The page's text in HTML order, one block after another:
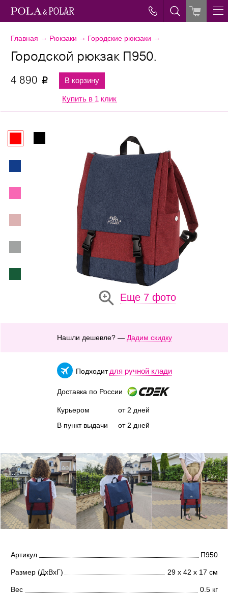
Главная → Рюкзаки → Городские рюкзаки →
Еще 7 фото
Городской рюкзак П950.
4 890 p В корзину
Купить в 1 клик
Нашли дешевле? — Дадим скидку
Подходит для ручной клади
Доставка по России
Курьером
В пункт выдачи
от 2 дней
от 2 дней
Артикул П950
Размер (ДхВхГ) 29 х 42 х 17 см
Вес 0.5 кг